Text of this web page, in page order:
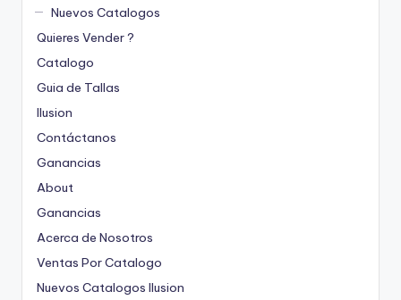
Nuevos Catalogos
Quieres Vender ?
Catalogo
Guia de Tallas
Ilusion
Contáctanos
Ganancias
About
Ganancias
Acerca de Nosotros
Ventas Por Catalogo
Nuevos Catalogos Ilusion